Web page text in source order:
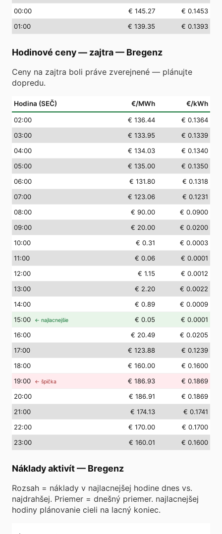
00:00 € 145.27
€ 0.1453
01:00 € 139.35 € 0.1393
Hodinové ceny — zajtra— Bregenz
Ceny na zajtra boli práve zverejnené — plánujte
dopredu.
Hodina (SEČ) €/MWh €/kWh
02:00 € 136.44
€ 0.1364
03:00 € 133.95
€ 0.1339
04:00 € 134.03
€ 0.1340
05:00 € 135.00
€ 0.1350
06:00 € 131.80
€ 0.1318
07:00 € 123.06
€ 0.1231
08:00 € 90.00
€ 0.0900
09:00 € 20.00
€ 0.0200
10:00 € 0.31
€ 0.0003
11:00 € 0.06
€ 0.0001
12:00 € 1.15
€ 0.0012
13:00 € 2.20
€ 0.0022
14:00 € 0.89
€ 0.0009
15:00 ← najlacnejšie € 0.05
€ 0.0001
16:00 € 20.49
€ 0.0205
17:00 € 123.88
€ 0.1239
18:00 € 160.00
€ 0.1600
19:00 ← špička € 186.93
€ 0.1869
20:00 € 186.91
€ 0.1869
21:00 € 174.13
€ 0.1741
22:00 € 170.00
€ 0.1700
23:00 € 160.01 € 0.1600
Náklady aktivít— Bregenz
Rozsah = náklady v najlacnejšej hodine dnes vs.
najdrahšej. Priemer = dnešný priemer. najlacnejšej
hodiny plánovanie cieli na lacný koniec.